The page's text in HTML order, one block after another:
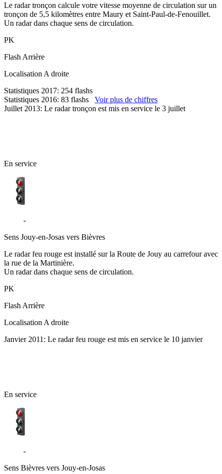
Le radar tronçon calcule votre vitesse moyenne de circulation sur un
tronçon de 5,5 kilomètres entre Maury et Saint-Paul-de-Fenouillet.
Un radar dans chaque sens de circulation.
PK
Flash Arrière
Localisation A droite
Statistiques 2017: 254 flashs
Statistiques 2016: 83 flashs Voir plus de chiffres
Juillet 2013: Le radar tronçon est mis en service le 3 juillet
En service
-
Sens Jouy-en-Josas vers Bièvres
Le radar feu rouge est installé sur la Route de Jouy au carrefour avec
la rue de la Martinière.
Un radar dans chaque sens de circulation.
PK
Flash Arrière
Localisation A droite
Janvier 2011: Le radar feu rouge est mis en service le 10 janvier
En service
-
Sens Bièvres vers Jouy-en-Josas